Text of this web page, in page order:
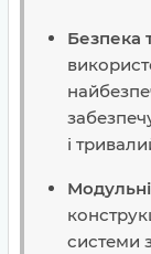
Безпека
і
системи